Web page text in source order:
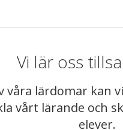
Vi lär oss
våra lärdomar kan
vårt lärande och
elever.